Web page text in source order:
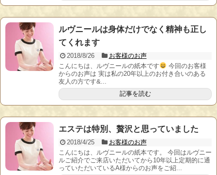
ルヴニールは身体だけでなく精神も正し
てくれます
2018/8/26
お客様のお声
こんにちは、ルヴニールの紙本です
今回のお客様
からのお声は 実は私の20年以上のお付き合いのある
友人の方です&...
記事を読む
エステは特別、贅沢と思っていました
2018/4/25
お客様のお声
こんにちは、ルヴニールの紙本です。 今回はルヴニー
ルご紹介でご来店いただいてから10年以上定期的に通
っていただいているA様からのお声をご紹...